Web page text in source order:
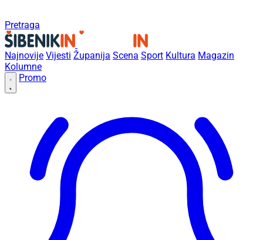
Pretraga
Najnovije Vijesti Županija Scena Sport Kultura Magazin
Kolumne
Promo